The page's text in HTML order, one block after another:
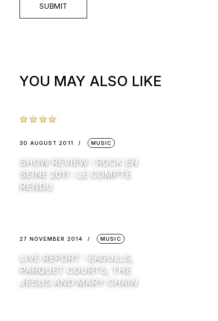
SUBMIT
YOU MAY ALSO LIKE
30 AUGUST 2011 MUSIC
SHOW REVIEW : ROCK EN
SEINE 2011 : LE COMPTE
RENDU
27 NOVEMBER 2014 MUSIC
LIVE REPORT : EAGULLS,
PARQUET COURTS, THE
JESUS AND MARY CHAIN